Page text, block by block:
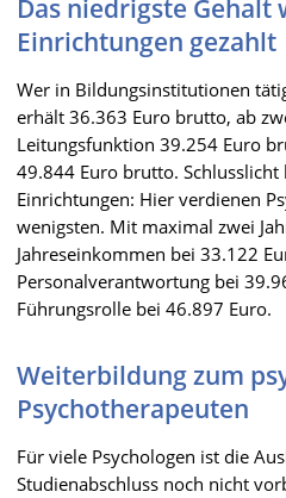
Das niedrigste Gehalt
Einrichtungen gezahlt
Wer in Bildungsinstitutionen
erhält 36.363 Euro brutto, ab
Leitungsfunktion 39.254 Euro
49.844 Euro brutto. Schlusslicht
Einrichtungen: Hier verdienen
wenigsten. Mit maximal zwei
Jahreseinkommen bei 33.122
Personalverantwortung bei
Führungsrolle bei 46.897 Euro.
Weiterbildung zum
Psychotherapeuten
Für viele Psychologen ist die
Studienabschluss noch nicht